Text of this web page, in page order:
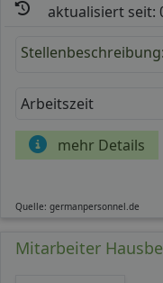
aktualisiert seit:
Stellenbeschreibung:
Arbeitszeit
mehr Details
Quelle: germanpersonnel.de
Mitarbeiter